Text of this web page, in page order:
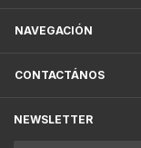
NAVEGACIÓN
CONTACTÁNOS
NEWSLETTER